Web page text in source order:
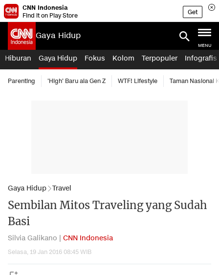
CNN Indonesia
Find it on Play Store
Get
Gaya Hidup
MENU
Hiburan Gaya Hidup Fokus Kolom Terpopuler Infografis
Parenting 'High' Baru ala Gen Z WTF! Lifestyle Taman Nasional
Gaya Hidup Travel
Sembilan Mitos Traveling yang Sudah
Basi
Silvia Galikano | CNN Indonesia
Selasa, 19 Jan 2016 08:45 WIB